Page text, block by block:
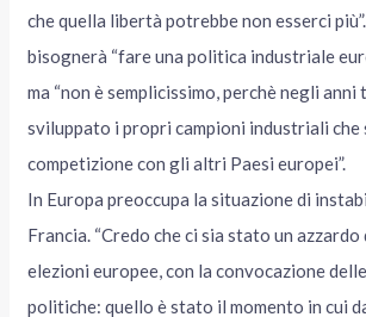
che quella libertà potrebbe non esserci
bisognerà “fare una politica industriale
ma “non è semplicissimo, perchè negli
sviluppato i propri campioni industriali che
competizione con gli altri Paesi europei”.
In Europa preoccupa la situazione di
Francia. “Credo che ci sia stato un
elezioni europee, con la convocazione
politiche: quello è stato il momento in cui